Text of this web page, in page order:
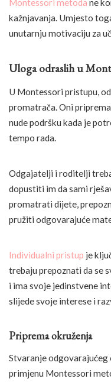
Montessori metoda ne
kažnjavanja. Umjesto
unutarnju motivaciju za
Uloga odraslih u
U Montessori pristupu,
promatrača. Oni
nude podršku kada je
tempo rada.
Odgajatelji i roditelji
dopustiti im da sami
promatrati dijete,
pružiti odgovarajuće
Individualni pristup je
trebaju prepoznati da se
i ima svoje jedinstvene
slijede svoje interese i
Priprema okruženja
Stvaranje odgovarajućeg
primjenu Montessori